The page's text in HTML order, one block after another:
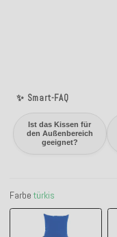
✨ Smart-FAQ
Ist das Kissen für
den Außenbereich
geeignet?
Farbe türkis
royal blau